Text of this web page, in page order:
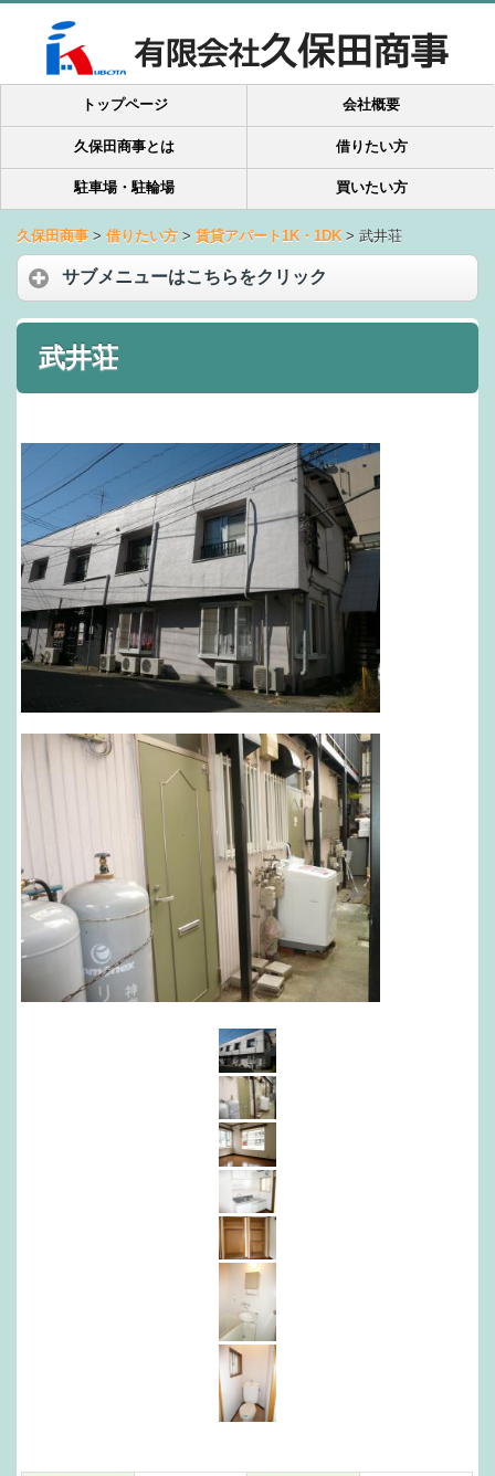
トップページ 会社概要
久保田商事とは 借りたい方
駐車場・駐輪場 買いたい方
久保田商事 > 借りたい方 > 賃貸アパート1K・1DK > 武井荘
サブメニューはこちらをクリック
武井荘